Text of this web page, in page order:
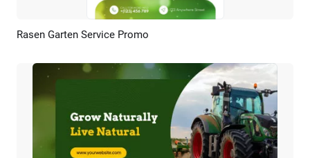
Vorschau
Rasen Garten Service Promo